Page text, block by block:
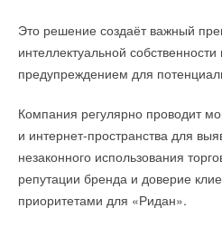
Это решение создаёт важный
интеллектуальной
предупреждением для
Компания регулярно проводит
и интернет-пространства для
незаконного использования
репутации бренда и доверие
приоритетами для «Ридан».
живо обсуждалось в российской
RWE инвестирует в проект по
В настоящее время немецкая
эксплуатирует 1,2 ГВт
и Австралии, а ещё 2,7 ГВт
строительства. RWE планирует
мощность.
Плотина верхнего бассейна для
высоту в 182,3 м, что почти равно
и делает ее самой высокой